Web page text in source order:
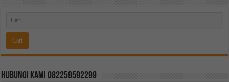
Hubungi kami 082259592299